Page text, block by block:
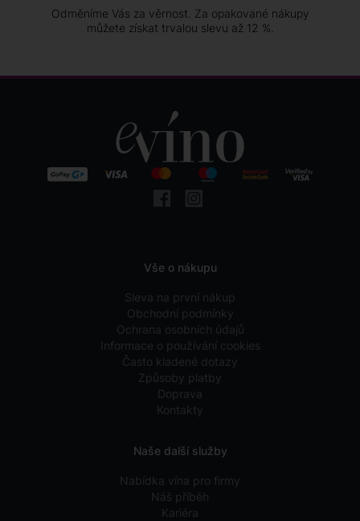
Odměníme Vás za věrnost. Za opakované nákupy
můžete získat trvalou slevu až 12 %.
Vše o nákupu
Sleva na první nákup
Obchodní podmínky
Ochrana osobních údajů
Informace o používání cookies
Často kladené dotazy
Způsoby platby
Doprava
Kontakty
Naše další služby
Nabídka vína pro firmy
Náš příběh
Kariéra